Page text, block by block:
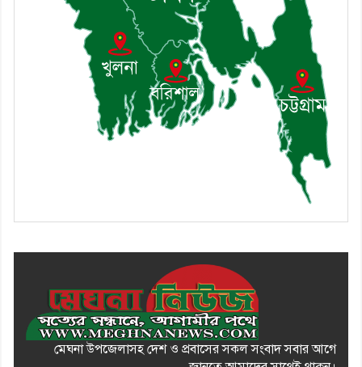
৯। মেঘনায় আইন-শৃঙ্খলা কমিটির
মাসিক সভা অনুষ্ঠিত
১০। জাতীয় নেতা ড. খন্দকার
মোশাররফ হোসেনের মূল্যায়ন কোথায়
এবং একটি বিশ্লেষণ
মেঘনা উপজেলাসহ দেশ ও প্রবাসের সকল সংবাদ সবার আগে